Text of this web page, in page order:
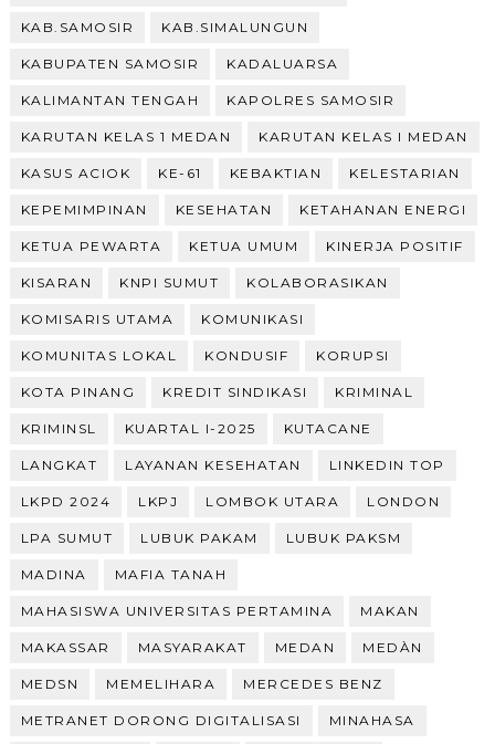
KAB.SAMOSIR KAB.SIMALUNGUN
KABUPATEN SAMOSIR KADALUARSA
KALIMANTAN TENGAH KAPOLRES SAMOSIR
KARUTAN KELAS 1 MEDAN KARUTAN KELAS I MEDAN
KASUS ACIOK KE-61 KEBAKTIAN KELESTARIAN
KEPEMIMPINAN KESEHATAN KETAHANAN ENERGI
KETUA PEWARTA KETUA UMUM KINERJA POSITIF
KISARAN KNPI SUMUT KOLABORASIKAN
KOMISARIS UTAMA KOMUNIKASI
KOMUNITAS LOKAL KONDUSIF KORUPSI
KOTA PINANG KREDIT SINDIKASI KRIMINAL
KRIMINSL KUARTAL I-2025 KUTACANE
LANGKAT LAYANAN KESEHATAN LINKEDIN TOP
LKPD 2024 LKPJ LOMBOK UTARA LONDON
LPA SUMUT LUBUK PAKAM LUBUK PAKSM
MADINA MAFIA TANAH
MAHASISWA UNIVERSITAS PERTAMINA MAKAN
MAKASSAR MASYARAKAT MEDAN MEDÀN
MEDSN MEMELIHARA MERCEDES BENZ
METRANET DORONG DIGITALISASI MINAHASA